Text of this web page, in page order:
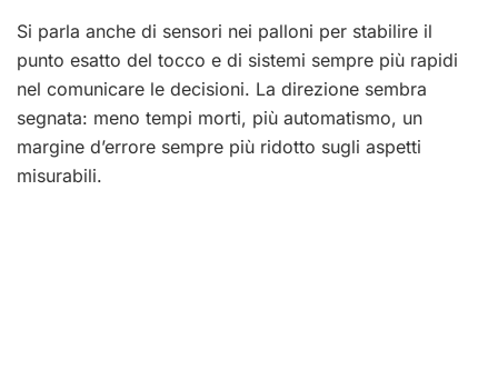
Si parla anche di sensori nei palloni per stabilire il
punto esatto del tocco e di sistemi sempre più rapidi
nel comunicare le decisioni. La direzione sembra
segnata: meno tempi morti, più automatismo, un
margine d’errore sempre più ridotto sugli aspetti
misurabili.